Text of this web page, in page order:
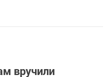
вручили